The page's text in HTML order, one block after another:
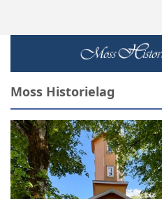
Moss Historielag